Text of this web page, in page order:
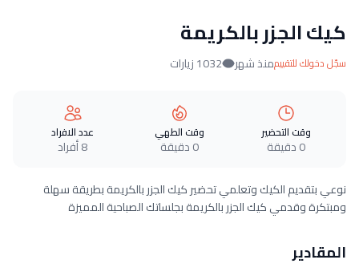
كيك الجزر بالكريمة
سجّل دخولك للتقييممنذ شهر 1032 زيارات
وقت التحضير
0 دقيقة
وقت الطهي
0 دقيقة
عدد الافراد
8 أفراد
نوعي بتقديم الكيك وتعلمي تحضير كيك الجزر بالكريمة بطريقة سهلة
ومبتكرة وقدمي كيك الجزر بالكريمة بجلساتك الصباحية المميزة
المقادير